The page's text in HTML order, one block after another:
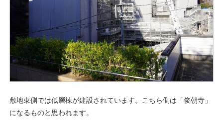
敷地東側では低層棟が建設されています。こちら側は「俊朝寺」
になるものと思われます。